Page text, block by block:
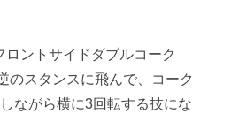
ントサイドダブルコーク
のスタンスに飛んで、コーク
ながら横に3回転する技にな